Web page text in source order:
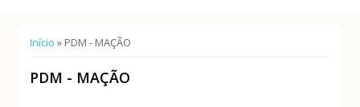
Está aqui
Início » PDM - MAÇÃO
PDM - MAÇÃO